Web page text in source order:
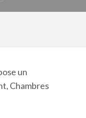
un
Chambres